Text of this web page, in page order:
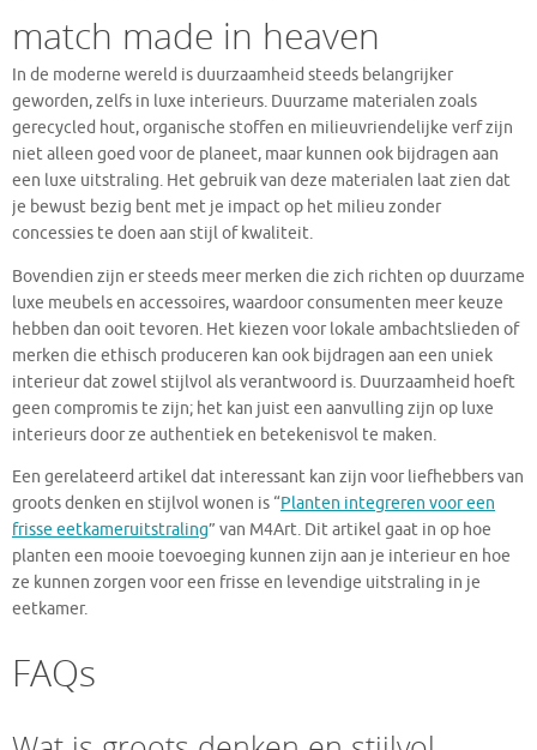
match made in heaven
In de moderne wereld is duurzaamheid steeds belangrijker
geworden, zelfs in luxe interieurs. Duurzame materialen zoals
gerecycled hout, organische stoffen en milieuvriendelijke verf zijn
niet alleen goed voor de planeet, maar kunnen ook bijdragen aan
een luxe uitstraling. Het gebruik van deze materialen laat zien dat
je bewust bezig bent met je impact op het milieu zonder
concessies te doen aan stijl of kwaliteit.
Bovendien zijn er steeds meer merken die zich richten op duurzame
luxe meubels en accessoires, waardoor consumenten meer keuze
hebben dan ooit tevoren. Het kiezen voor lokale ambachtslieden of
merken die ethisch produceren kan ook bijdragen aan een uniek
interieur dat zowel stijlvol als verantwoord is. Duurzaamheid hoeft
geen compromis te zijn; het kan juist een aanvulling zijn op luxe
interieurs door ze authentiek en betekenisvol te maken.
Een gerelateerd artikel dat interessant kan zijn voor liefhebbers van
groots denken en stijlvol wonen is “Planten integreren voor een
frisse eetkameruitstraling” van M4Art. Dit artikel gaat in op hoe
planten een mooie toevoeging kunnen zijn aan je interieur en hoe
ze kunnen zorgen voor een frisse en levendige uitstraling in je
eetkamer.
FAQs